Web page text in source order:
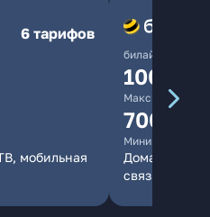
6 тарифов
мобильная
билайн
1000
Максимальная
700
Минимальная
Домашний
связь